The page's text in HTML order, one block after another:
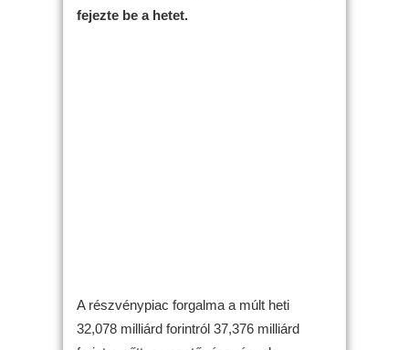
fejezte be a hetet.
A részvénypiac forgalma a múlt heti
32,078 milliárd forintról 37,376 milliárd